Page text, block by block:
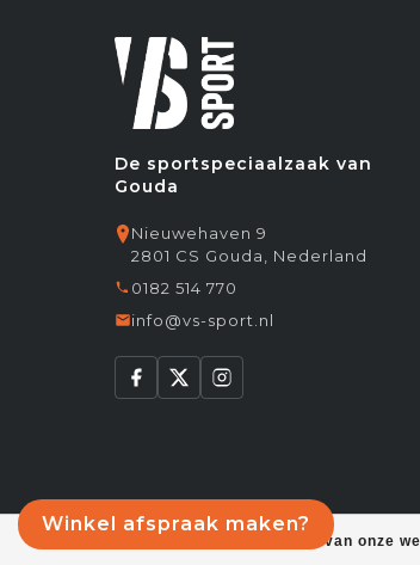
Winkel afspraak maken?
Door het gebruiken van onze
De sportspeciaalzaak van
Gouda
Nieuwehaven 9
2801 CS Gouda, Nederland
0182 514 770
info@vs-sport.nl